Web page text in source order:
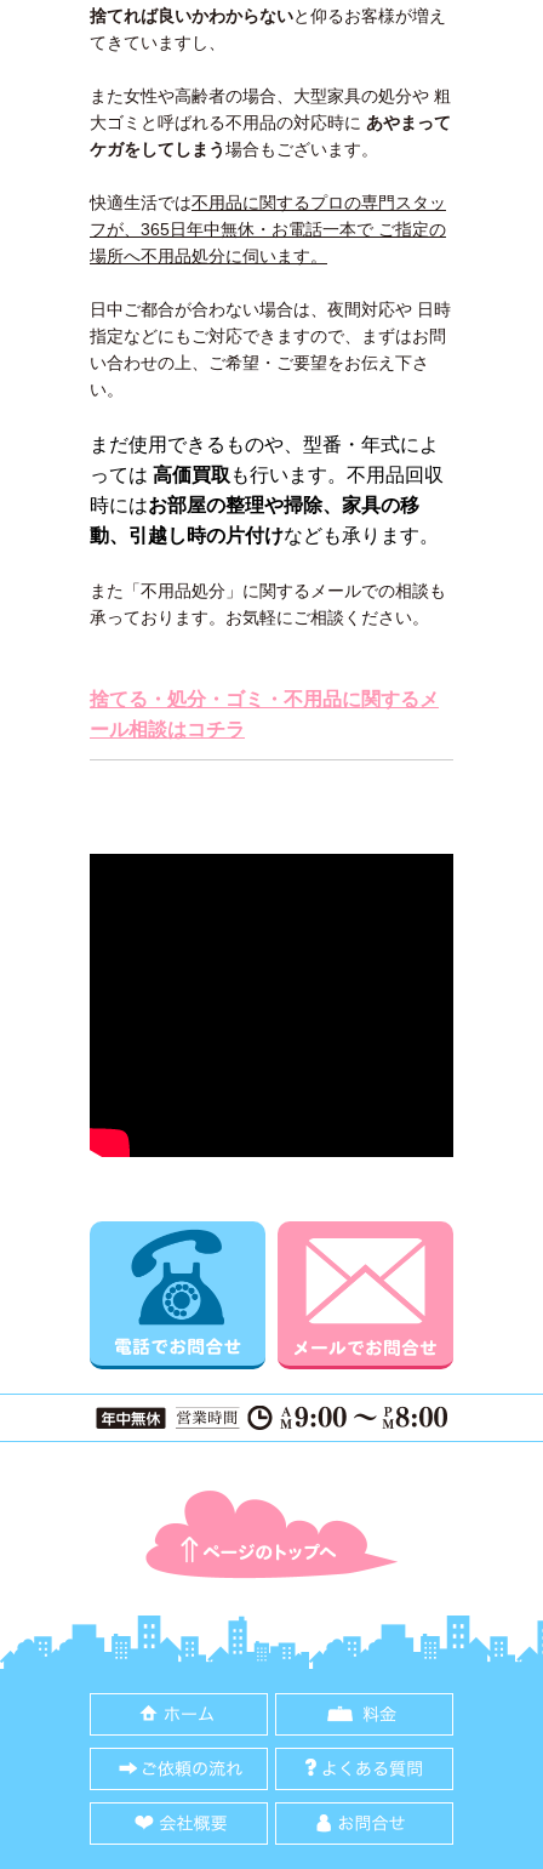
捨てれば良いかわからないと仰るお客様が増え
てきていますし、
また女性や高齢者の場合、大型家具の処分や 粗
大ゴミと呼ばれる不用品の対応時に あやまって
ケガをしてしまう場合もございます。
快適生活では不用品に関するプロの専門スタッ
フが、365日年中無休・お電話一本で ご指定の
場所へ不用品処分に伺います。
日中ご都合が合わない場合は、夜間対応や 日時
指定などにもご対応できますので、まずはお問
い合わせの上、ご希望・ご要望をお伝え下さ
い。
まだ使用できるものや、型番・年式によ
っては 高価買取 も行います。不用品回収
時にはお部屋の整理や掃除、家具の移
動、引越し時の片付けなども承ります。
また「不用品処分」に関するメールでの相談も
承っております。お気軽にご相談ください。
捨てる・処分・ゴミ・不用品に関するメ
ール相談はコチラ
電話でお問合せ
ご依頼の流れ
会社概要